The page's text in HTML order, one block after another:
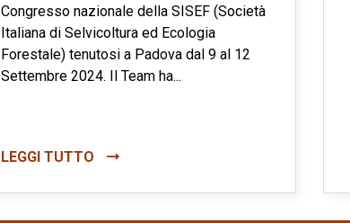
Congresso nazionale della SISEF (Società
Italiana di Selvicoltura ed Ecologia
Forestale) tenutosi a Padova dal 9 al 12
Settembre 2024. Il Team ha...
LEGGI TUTTO